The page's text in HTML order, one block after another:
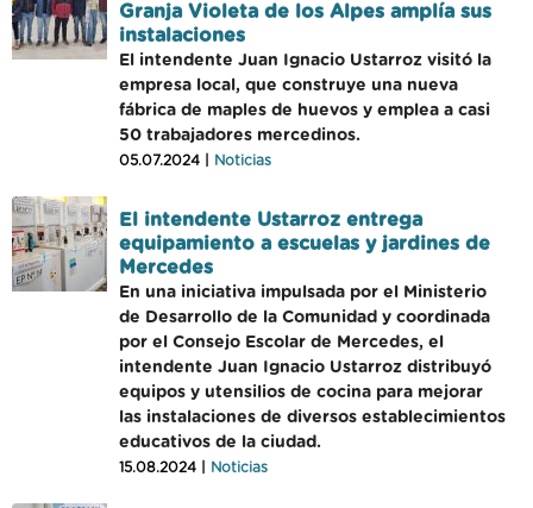
Granja Violeta de los Alpes amplía sus
instalaciones
El intendente Juan Ignacio Ustarroz visitó la
empresa local, que construye una nueva
fábrica de maples de huevos y emplea a casi
50 trabajadores mercedinos.
05.07.2024 | Noticias
El intendente Ustarroz entrega
equipamiento a escuelas y jardines de
Mercedes
En una iniciativa impulsada por el Ministerio
de Desarrollo de la Comunidad y coordinada
por el Consejo Escolar de Mercedes, el
intendente Juan Ignacio Ustarroz distribuyó
equipos y utensilios de cocina para mejorar
las instalaciones de diversos establecimientos
educativos de la ciudad.
15.08.2024 | Noticias